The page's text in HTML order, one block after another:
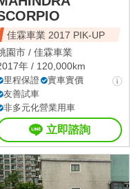
佳霖車業 2017 PIK-UP
園市 / 佳霖車業
年 / 120,000km
里程保證
實車實價
友善試車
非多元化營業用車
立即諮詢